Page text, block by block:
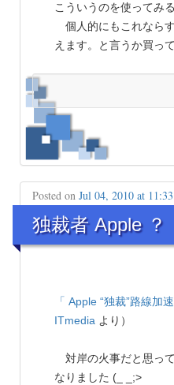
こういうのを使ってみ
個人的にもこれなら
えます。と言うか買っ
Posted on Jul 04, 2010 at 11:33
独裁者 Apple ？
「 Apple “独裁”路線加
ITmedia より）
対岸の火事だと思っ
なりました (_ _;>